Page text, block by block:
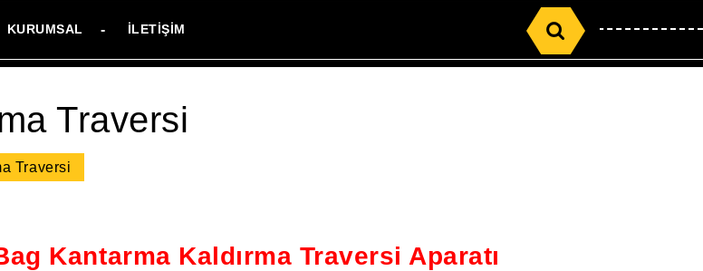
KURUMSAL İLETIŞIM
Search
for:
Traversi
Traversi
Kantarma Kaldırma Traversi Aparatı